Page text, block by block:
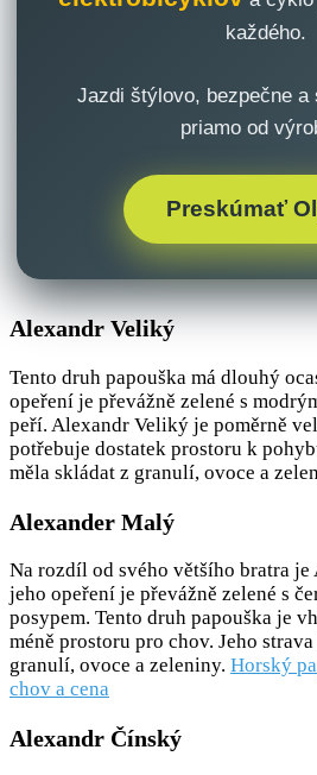
každého.
Jazdi štýlovo, bezpečne
priamo od
Preskúmať
Alexandr Veliký
Tento druh papouška má dlouhý
opeření je převážně zelené s
peří. Alexandr Veliký je poměrně
potřebuje dostatek prostoru k
měla skládat z granulí, ovoce a
Alexander Malý
Na rozdíl od svého většího bratra je
jeho opeření je převážně zelené s
posypem. Tento druh papouška je
méně prostoru pro chov. Jeho
granulí, ovoce a zeleniny. Horský
chov a cena
Alexandr Čínský